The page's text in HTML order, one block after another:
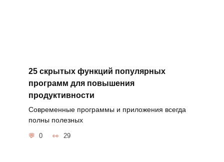
25 скрытых функций популярных
программ для повышения
продуктивности
Современные программы и приложения всегда
полны полезных
0 29